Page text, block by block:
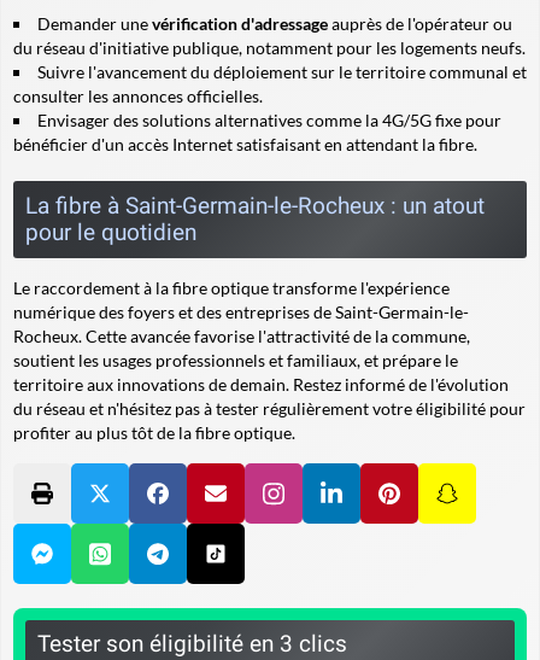
Demander unevérification d'adressageauprès de l'opérateur ou
du réseau d'initiative publique, notamment pour les logements neufs.
Suivre l'avancement du déploiement sur le territoire communal et
consulter les annonces officielles.
Envisager des solutions alternatives comme la 4G/5G fixe pour
bénéficier d'un accès Internet satisfaisant en attendant la fibre.
La fibre à Saint-Germain-le-Rocheux : un atout
pour le quotidien
Le raccordement à la fibre optique transforme l'expérience
numérique des foyers et des entreprises de Saint-Germain-le-
Rocheux. Cette avancée favorise l'attractivité de la commune,
soutient les usages professionnels et familiaux, et prépare le
territoire aux innovations de demain. Restez informé de l'évolution
du réseau et n'hésitez pas à tester régulièrement votre éligibilité pour
profiter au plus tôt de la fibre optique.
Tester son éligibilité en 3 clics